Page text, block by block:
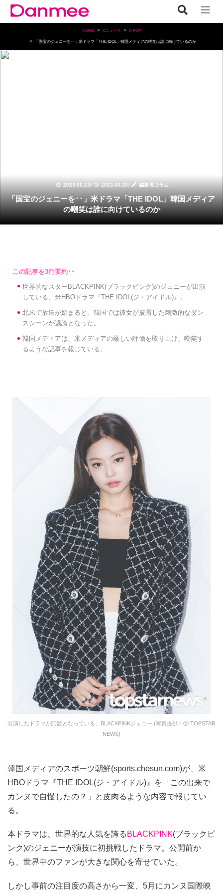
HOME Kニュース K-POP
「国宝のジェニーを･･」米ドラマ「THE IDOL」韓国メディアの嘲笑は誰に向けているのか
2023.06.13/ 2023.06.20/ 編集長コラム
「国宝のジェニーを･･」米ドラマ「THE IDOL」韓国メディア
の嘲笑は誰に向けているのか
世界的なスターBLACKPINK(ブラックピンク)のジェニーが出演
している、米HBOドラマ『THE IDOL(ジ・アイドル)』。
北米で放送が始まると、韓国では彼女が披露した刺激的なダン
スシーンが議論となった。
韓国メディアは、米メディアの厳しい評価を取り上げ、嘲笑す
るような記事を報じている。
出演したドラマが話題となっている、BLACKPINKジェニー (写真提供：ⓒ TOPSTAR
NEWS)
韓国メディアのスポーツ朝鮮(sports.chosun.com)が、米
HBOドラマ『THE IDOL(ジ・アイドル)』を「この出来で
カンヌで自慢したの？」と皮肉るような内容で報じてい
る。
本ドラマは、世界的な人気を誇る BLACKPINK(ブラックピ
ンク)のジェニーが演技に初挑戦したドラマ。公開前か
ら、世界中のファンが大きな関心を寄せていた。
しかし事前の注目度の高さから一変、5月にカンヌ国際映